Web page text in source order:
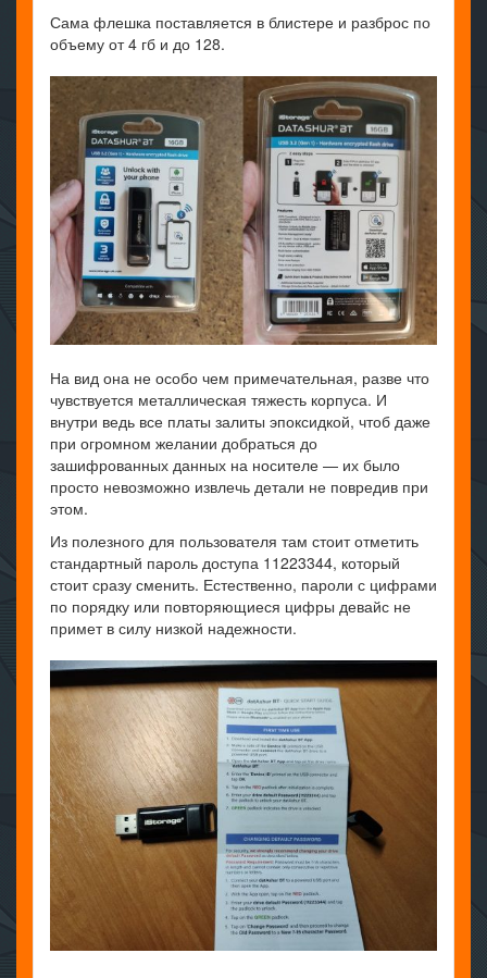
Сама флешка поставляется в блистере и разброс по
объему от 4 гб и до 128.
На вид она не особо чем примечательная, разве что
чувствуется металлическая тяжесть корпуса. И
внутри ведь все платы залиты эпоксидкой, чтоб даже
при огромном желании добраться до
зашифрованных данных на носителе — их было
просто невозможно извлечь детали не повредив при
этом.
Из полезного для пользователя там стоит отметить
стандартный пароль доступа 11223344, который
стоит сразу сменить. Естественно, пароли с цифрами
по порядку или повторяющиеся цифры девайс не
примет в силу низкой надежности.